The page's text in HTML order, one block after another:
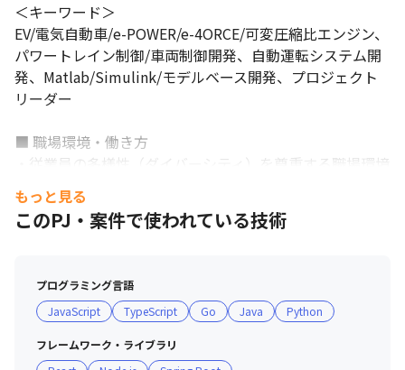
＜キーワード＞
EV/電気自動車/e-POWER/e-4ORCE/可変圧縮比エンジン、
パワートレイン制御/車両制御開発、自動運転システム開
発、Matlab/Simulink/モデルベース開発、プロジェクト
リーダー
■ 職場環境・働き方
・従業員の多様性（ダイバーシティ）を尊重する職場環境
です
・グローバルな環境で、国籍を問わない多様なバックグラ
ウンドを持った人材が、お互いの力を合わせてより良い製
化の中で仕事ができる環境です
■ 育休制度に関して
・子供が2才に到達した後の4月末までを限度とし、従業
もっと見る
このPJ・案件で使われている技術
プログラミング言語
JavaScript
TypeScript Go Java Python
フレームワーク・ライブラリ